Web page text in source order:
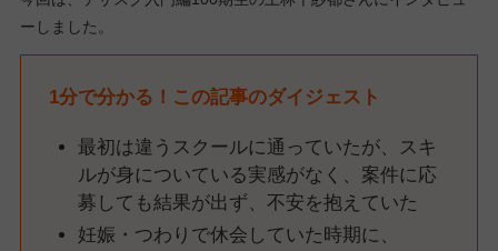
ーしました。
1分で分かる！この記事のダイジェスト
最初は違うスクールに通っていたが、スキ
ルが身についている実感がなく、案件に応
募しても結果が出ず、不安を抱えていた
妊娠・つわりで休会していた時期に、